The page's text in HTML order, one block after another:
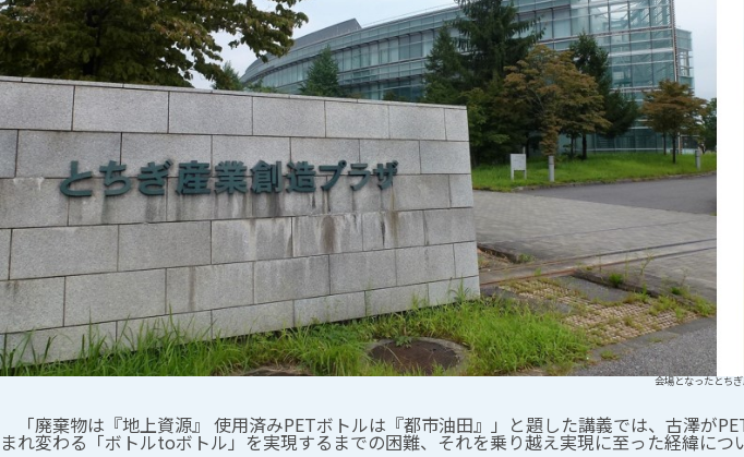
会場となったとち
「廃棄物は『地上資源』 使用済みPETボトルは『都市油田』」と題した講義では、古澤が
まれ変わる「ボトルtoボトル」を実現するまでの困難、それを乗り越え実現に至った経緯につ